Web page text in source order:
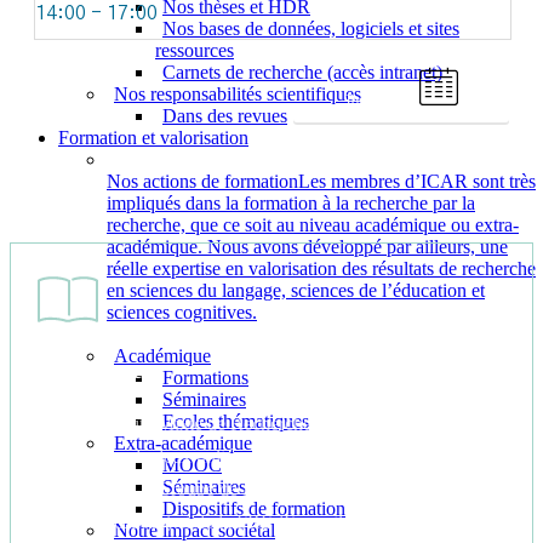
Nos thèses et HDR
Nos bases de données, logiciels et sites
ressources
Carnets de recherche (accès intranet)
Nos responsabilités scientifiques
Dans des revues
Formation et valorisation
Nos actions de formationLes membres d’ICAR sont très
impliqués dans la formation à la recherche par la
recherche, que ce soit au niveau académique ou extra-
académique. Nous avons développé par ailleurs, une
réelle expertise en valorisation des résultats de recherche
en sciences du langage, sciences de l’éducation et
sciences cognitives.
Académique
Formations
Séminaires
Ecoles thématiques
Extra-académique
MOOC
Séminaires
Dispositifs de formation
Notre impact sociétal
14:00 - 17:00
Tout l'agenda
Historique
L’UMR (Unité Mixte de Recherche) ICAR est née en 2003
de la fusion de deux unités de recherche lyonnaises : de
l’UMR GRIC (Groupe de Recherches sur les Interactions
Communicatives) et de la FRE (Formation de Recherche en